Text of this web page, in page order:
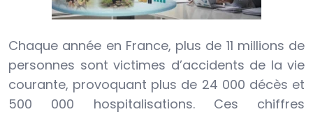
Chaque année en France, plus de 11 millions de
personnes sont victimes d’accidents de la vie
courante, provoquant plus de 24 000 décès et
500 000 hospitalisations. Ces chiffres